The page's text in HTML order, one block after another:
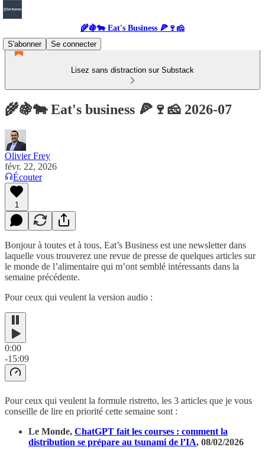
🌾🍇🐄 Eat's Business 🍕🍷🧀
S'abonner
Se connecter
Lisez sans distraction sur Substack
🌾🍇🐄 Eat's business 🍕🍷🧀 2026-07
Olivier Frey
févr. 22, 2026
Écouter
1
Bonjour à toutes et à tous, Eat’s Business est une newsletter dans
laquelle vous trouverez une revue de presse de quelques articles sur
le monde de l’alimentaire qui m’ont semblé intéressants dans la
semaine précédente.
Pour ceux qui veulent la version audio :
0:00
-15:09
Pour ceux qui veulent la formule ristretto, les 3 articles que je vous
conseille de lire en priorité cette semaine sont :
Le Monde, ChatGPT fait les courses : comment la
distribution se prépare au tsunami de l’IA, 08/02/2026